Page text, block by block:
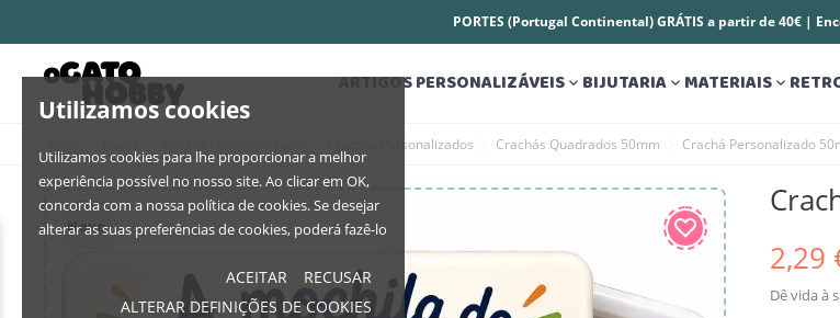
Utilizamos cookies
Utilizamos cookies para lhe proporcionar a melhor
experiência possível no nosso site. Ao clicar em OK,
concorda com a nossa política de cookies. Se desejar
alterar as suas preferências de cookies, poderá fazê-lo
ACEITAR
RECUSAR
ALTERAR DEFINIÇÕES DE COOKIES
PORTES (Portugal Continental) GRÁTIS a partir de 40€ |
ARTIGOS PERSONALIZÁVEIS BIJUTARIA MATERIAIS
Crachás Personalizados Crachás Quadrados 50mm Crachá Personalizado
Novo
2,29
Dê vida à